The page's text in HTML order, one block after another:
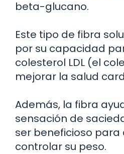
beta-glucano.
Este tipo de fibra
por su capacidad
colesterol LDL (el
mejorar la salud
Además, la fibra
sensación de
ser beneficioso para
controlar su peso.